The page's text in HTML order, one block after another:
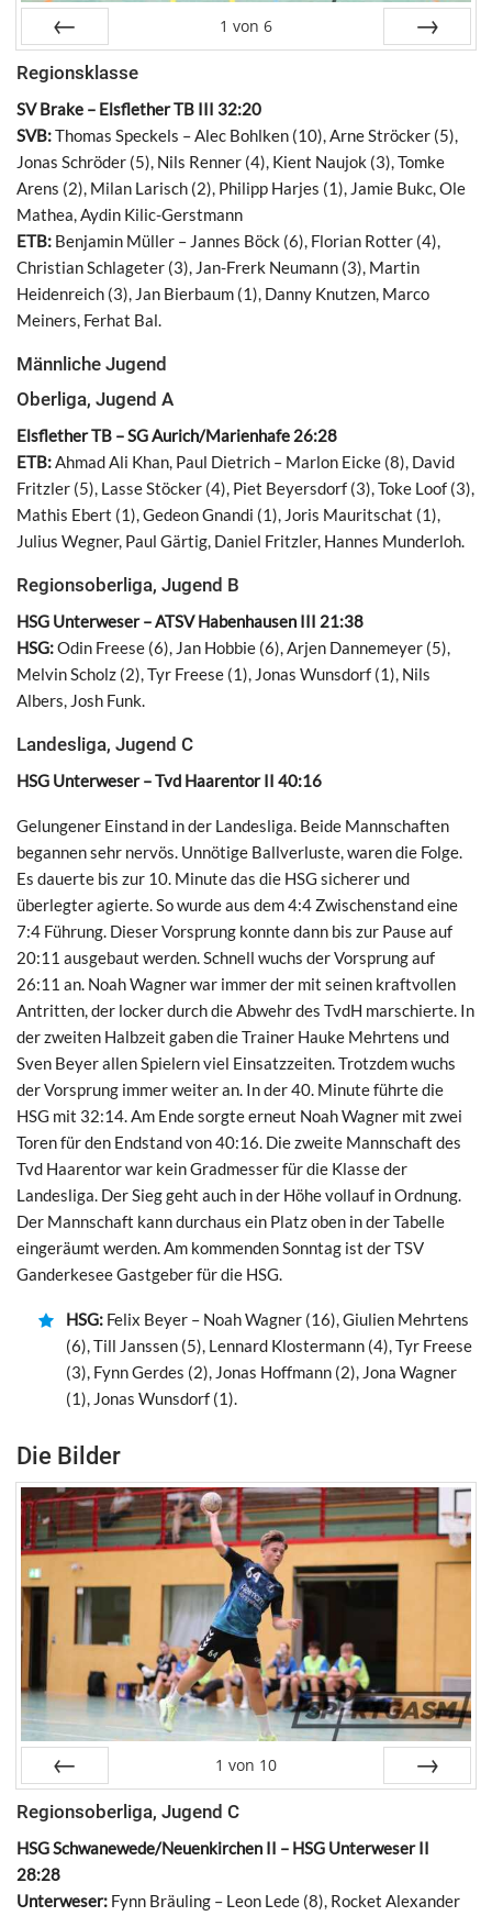
Zurück
1 von 6
Regionsklasse
SV Brake – Elsflether TB III 32:20
SVB:Thomas Speckels – Alec Bohlken (10), Arne Ströcker (5),
Jonas Schröder (5), Nils Renner (4), Kient Naujok (3), Tomke
Arens (2), Milan Larisch (2), Philipp Harjes (1), Jamie Bukc, Ole
Mathea, Aydin Kilic-Gerstmann
ETB: Benjamin Müller – Jannes Böck (6), Florian Rotter (4),
Christian Schlageter (3), Jan-Frerk Neumann (3), Martin
Heidenreich (3), Jan Bierbaum (1), Danny Knutzen, Marco
Meiners, Ferhat Bal.
Männliche Jugend
Oberliga, Jugend A
Elsflether TB – SG Aurich/Marienhafe 26:28
ETB:Ahmad Ali Khan, Paul Dietrich – Marlon Eicke (8), David
Fritzler (5), Lasse Stöcker (4), Piet Beyersdorf (3), Toke Loof (3),
Mathis Ebert (1), Gedeon Gnandi (1), Joris Mauritschat (1),
Julius Wegner, Paul Gärtig, Daniel Fritzler, Hannes Munderloh.
Regionsoberliga, Jugend B
HSG Unterweser – ATSV Habenhausen III 21:38
HSG:Odin Freese (6), Jan Hobbie (6), Arjen Dannemeyer (5),
Melvin Scholz (2), Tyr Freese (1), Jonas Wunsdorf (1), Nils
Albers, Josh Funk.
Landesliga, Jugend C
HSG Unterweser – Tvd Haarentor II 40:16
Gelungener Einstand in der Landesliga. Beide Mannschaften
begannen sehr nervös. Unnötige Ballverluste, waren die Folge.
Es dauerte bis zur 10. Minute das die HSG sicherer und
überlegter agierte. So wurde aus dem 4:4 Zwischenstand eine
7:4 Führung. Dieser Vorsprung konnte dann bis zur Pause auf
20:11 ausgebaut werden. Schnell wuchs der Vorsprung auf
26:11 an. Noah Wagner war immer der mit seinen kraftvollen
Antritten, der locker durch die Abwehr des TvdH marschierte. In
der zweiten Halbzeit gaben die Trainer Hauke Mehrtens und
Sven Beyer allen Spielern viel Einsatzzeiten. Trotzdem wuchs
der Vorsprung immer weiter an. In der 40. Minute führte die
HSG mit 32:14. Am Ende sorgte erneut Noah Wagner mit zwei
Toren für den Endstand von 40:16. Die zweite Mannschaft des
Tvd Haarentor war kein Gradmesser für die Klasse der
Landesliga. Der Sieg geht auch in der Höhe vollauf in Ordnung.
Der Mannschaft kann durchaus ein Platz oben in der Tabelle
eingeräumt werden. Am kommenden Sonntag ist der TSV
Ganderkesee Gastgeber für die HSG.
HSG: Felix Beyer – Noah Wagner (16), Giulien Mehrtens
(6), Till Janssen (5), Lennard Klostermann (4), Tyr Freese
(3), Fynn Gerdes (2), Jonas Hoffmann (2), Jona Wagner
(1), Jonas Wunsdorf (1).
Die Bilder
Zurück
1 von 10
Regionsoberliga, Jugend C
HSG Schwanewede/Neuenkirchen II – HSG Unterweser II
28:28
Unterweser: Fynn Bräuling – Leon Lede (8), Rocket Alexander